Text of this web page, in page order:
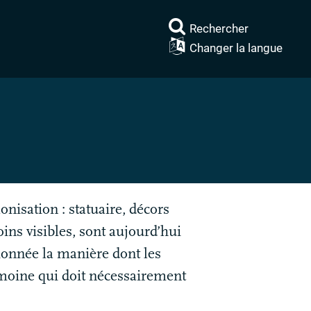
Rechercher
Changer la langue
: statuaire, décors
visibles, sont aujourd’hui
la manière dont les
qui doit nécessairement